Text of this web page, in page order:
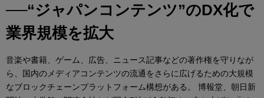
──“ジャパンコンテンツ”のDX化で
業界規模を拡大
音楽や書籍、ゲーム、広告、ニュース記事などの著作権を守りなが
ら、国内のメディアコンテンツの流通をさらに広げるための大規模
なブロックチェーンプラットフォーム構想がある。 博報堂、朝日新